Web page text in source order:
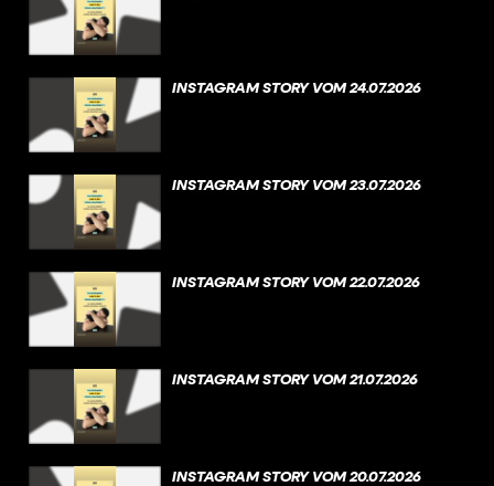
INSTAGRAM STORY VOM 24.07.2026
INSTAGRAM STORY VOM 23.07.2026
INSTAGRAM STORY VOM 22.07.2026
INSTAGRAM STORY VOM 21.07.2026
INSTAGRAM STORY VOM 20.07.2026